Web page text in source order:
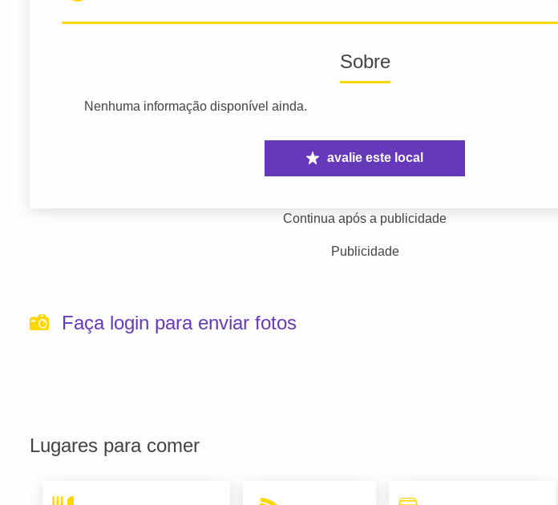
Sobre
Nenhuma informação disponível ainda.
avalie este local
Continua após a publicidade
Publicidade
Faça login para enviar fotos
Lugares para comer